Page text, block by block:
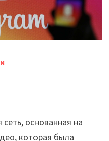
основанная на
которая была